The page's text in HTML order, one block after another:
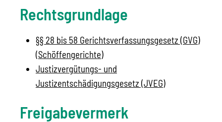
Rechtsgrundlage
§§ 28 bis 58 Gerichtsverfassungsgesetz (GVG)
(Schöffengerichte)
Justizvergütungs- und
Justizentschädigungsgesetz (JVEG)
Freigabevermerk